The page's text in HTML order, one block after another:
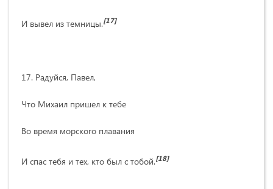
И вывел из темницы.[17]
17. Радуйся, Павел,
Что Михаил пришел к тебе
Во время морского плавания
И спас тебя и тех, кто был с тобой.[18]